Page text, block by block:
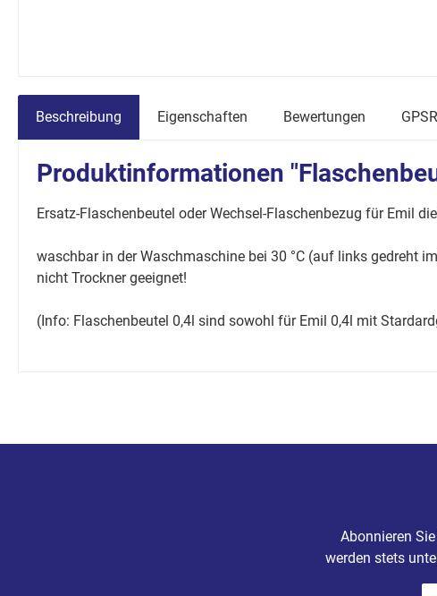
Beschreibung Eigenschaften Bewertungen
Produktinformationen
Ersatz-Flaschenbeutel oder Wechsel-Flaschenbezug für Emil
waschbar in der Waschmaschine bei 30 °C (auf links gedreht
nicht Trockner geeignet!
(Info: Flaschenbeutel 0,4l sind sowohl für Emil 0,4l mit
Abonnieren
werden stets